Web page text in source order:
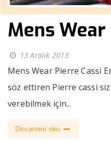
Mens Wear
13 Aralık 2013
Mens Wear Pierre Cassi
söz ettiren Pierre cassi
verebilmek için...
Devamını oku